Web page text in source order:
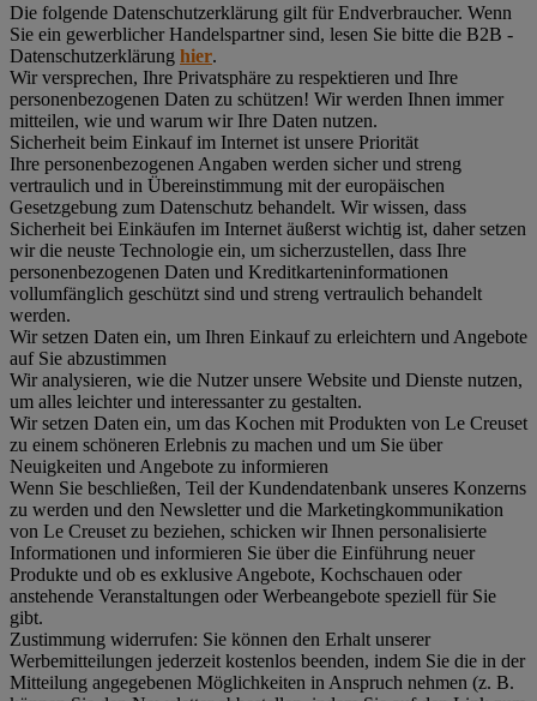
Die folgende Datenschutzerklärung gilt für Endverbraucher. Wenn
Sie ein gewerblicher Handelspartner sind, lesen Sie bitte die B2B -
Datenschutzerklärung hier.
Wir versprechen, Ihre Privatsphäre zu respektieren und Ihre
personenbezogenen Daten zu schützen! Wir werden Ihnen immer
mitteilen, wie und warum wir Ihre Daten nutzen.
Sicherheit beim Einkauf im Internet ist unsere Priorität
Ihre personenbezogenen Angaben werden sicher und streng
vertraulich und in Übereinstimmung mit der europäischen
Gesetzgebung zum Datenschutz behandelt. Wir wissen, dass
Sicherheit bei Einkäufen im Internet äußerst wichtig ist, daher setzen
wir die neuste Technologie ein, um sicherzustellen, dass Ihre
personenbezogenen Daten und Kreditkarteninformationen
vollumfänglich geschützt sind und streng vertraulich behandelt
werden.
Wir setzen Daten ein, um Ihren Einkauf zu erleichtern und Angebote
auf Sie abzustimmen
Wir analysieren, wie die Nutzer unsere Website und Dienste nutzen,
um alles leichter und interessanter zu gestalten.
Wir setzen Daten ein, um das Kochen mit Produkten von Le Creuset
zu einem schöneren Erlebnis zu machen und um Sie über
Neuigkeiten und Angebote zu informieren
Wenn Sie beschließen, Teil der Kundendatenbank unseres Konzerns
zu werden und den Newsletter und die Marketingkommunikation
von Le Creuset zu beziehen, schicken wir Ihnen personalisierte
Informationen und informieren Sie über die Einführung neuer
Produkte und ob es exklusive Angebote, Kochschauen oder
anstehende Veranstaltungen oder Werbeangebote speziell für Sie
gibt.
Zustimmung widerrufen: Sie können den Erhalt unserer
Werbemitteilungen jederzeit kostenlos beenden, indem Sie die in der
Mitteilung angegebenen Möglichkeiten in Anspruch nehmen (z. B.